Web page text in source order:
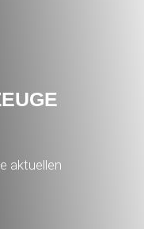
aktuellen